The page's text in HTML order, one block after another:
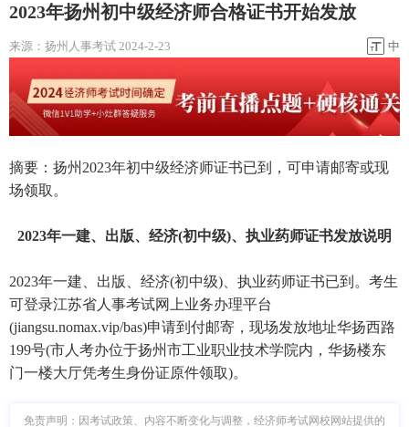
2023年扬州初中级经济师合格证书开始发放
来源： 扬州人事考试 2024-2-23 中
摘要：扬州2023年初中级经济师证书已到，可申请邮寄或现
场领取。
2023年一建、出版、经济(初中级)、执业药师证书发放说明
2023年一建、出版、经济(初中级)、执业药师证书已到。考生
可登录江苏省人事考试网上业务办理平台
(jiangsu.nomax.vip/bas)申请到付邮寄，现场发放地址华扬西路
199号(市人考办位于扬州市工业职业技术学院内，华扬楼东
门一楼大厅凭考生身份证原件领取)。
免责声明：因考试政策、内容不断变化与调整，经济师考试网校网站提供的